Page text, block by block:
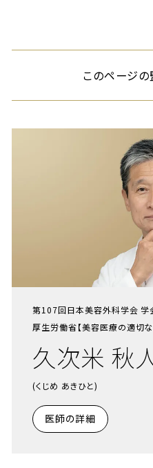
このページ
第107回日本美容外科学会 学
厚生労働省【美容医療の適切
久次米 秋
(くじめ あきひと)
医師の詳細